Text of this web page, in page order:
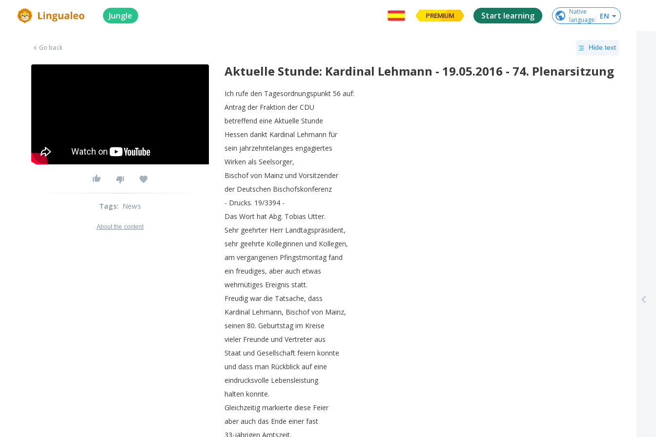
Jungle PREMIUM Start learning
Native
language: EN
Go back Hide text
Aktuelle Stunde: Kardinal Lehmann - 19.05.2016 - 74. Plenarsitzung
Ich rufe den Tagesordnungspunkt 56 auf:
Antrag der Fraktion der CDU
betreffend eine Aktuelle Stunde
Hessen dankt Kardinal Lehmann für
sein jahrzehntelanges engagiertes
Wirken als Seelsorger,
Bischof von Mainz und Vorsitzender
der Deutschen Bischofskonferenz
- Drucks. 19/3394 -
Das Wort hat Abg. Tobias Utter.
Sehr geehrter Herr Landtagspräsident,
sehr geehrte Kolleginnen und Kollegen,
am vergangenen Pfingstmontag fand
ein freudiges, aber auch etwas
wehmütiges Ereignis statt.
Freudig war die Tatsache, dass
Kardinal Lehmann, Bischof von Mainz,
seinen 80. Geburtstag im Kreise
vieler Freunde und Vertreter aus
Staat und Gesellschaft feiern konnte
und dass man Rückblick auf eine
eindrucksvolle Lebensleistung
halten konnte.
Gleichzeitig markierte diese Feier
aber auch das Ende einer fast
33-jährigen Amtszeit.
Tags: News
About the content